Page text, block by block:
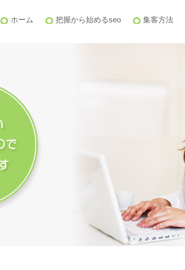
ホーム 把握から始めるseo 集客方法